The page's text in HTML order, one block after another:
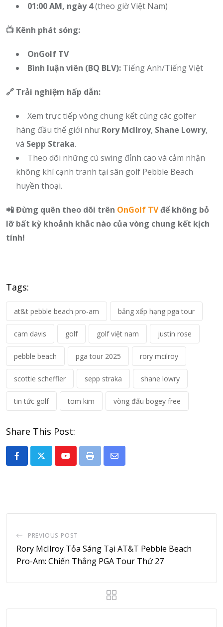
01:00 AM, ngày 4(theo giờ Việt Nam)
📺 Kênh phát sóng:
OnGolf TV
Bình luận viên (BQ BLV): Tiếng Anh/Tiếng Việt
🔗 Trải nghiệm hấp dẫn:
Xem trực tiếp vòng chung kết cùng các golfer
hàng đầu thế giới như Rory McIlroy, Shane Lowry,
và Sepp Straka.
Theo dõi những cú swing đỉnh cao và cảm nhận
không khí cạnh tranh tại sân golf Pebble Beach
huyền thoại.
📲 Đừng quên theo dõi trên OnGolf TVđể không bỏ
lỡ bất kỳ khoảnh khắc nào của vòng chung kết kịch
tính!
Tags:
at&t pebble beach pro-am bảng xếp hạng pga tour
cam davis golf golf việt nam justin rose
pebble beach pga tour 2025 rory mcilroy
scottie scheffler sepp straka shane lowry
tin tức golf tom kim vòng đấu bogey free
Share This Post:
YoutubePrint
Share
PREVIOUS POST
Rory McIlroy Tỏa Sáng Tại AT&T Pebble Beach
Pro-Am: Chiến Thắng PGA Tour Thứ 27